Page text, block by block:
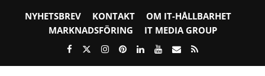
NYHETSBREV KONTAKT
OM IT-HÅLLBARHET
MARKNADSFÖRING
IT MEDIA GROUP